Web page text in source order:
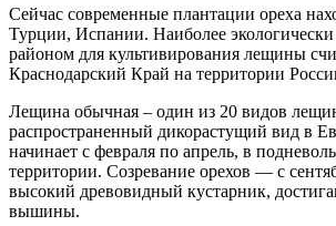
Сейчас современные плантации ореха
Турции, Испании. Наиболее
районом для культивирования лещины
Краснодарский Край на территории
Лещина обычная – один из 20 видов
распространенный дикорастущий вид в
начинает с февраля по апрель, в
территории. Созревание орехов — с
высокий древовидный кустарник,
вышины.